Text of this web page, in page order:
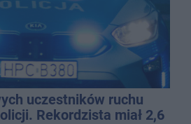
uczestników ruchu
Rekordzista miał 2,6